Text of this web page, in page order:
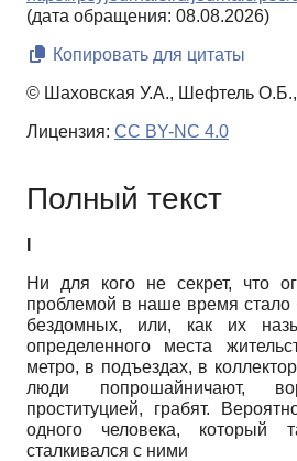
(дата обращения: 08.08.2026)
Копировать для цитаты
© Шаховская У.А., Шефтель
Лицензия: CC BY-NC 4.0
Полный текст
Ни для кого не секрет, что
проблемой в наше время стало
бездомных, или, как их
определенного места
метро, в подъездах, в
люди попрошайничают,
проституцией, грабят.
одного человека,
сталкивался с ними